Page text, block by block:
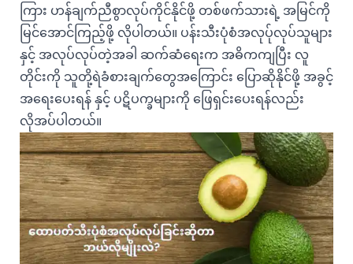
ကြား ဟန်ချက်ညီစွာလုပ်ကိုင်နိုင်ဖို့ တစ်ဖက်သားရဲ့ အမြင်ကို
မြင်အောင်ကြည့်ဖို့ လိုပါတယ်။ ပန်းသီးပုံစံအလုပ်ုလုပ်သူများ
နှင့် အလုပ်လုပ်တဲ့အခါ ဆက်ဆံရေးက အဓိကကျပြီး လူ
တိုင်းကို သူတို့ရဲခံစားချက်တွေအကြောင်း ပြောဆိုနိုင်ဖို့ အခွင့်
အရေးပေးရန် နှင့် ပဋိပက္ခများကို ဖြေရှင်းပေးရန်လည်း
လိုအပ်ပါတယ်။